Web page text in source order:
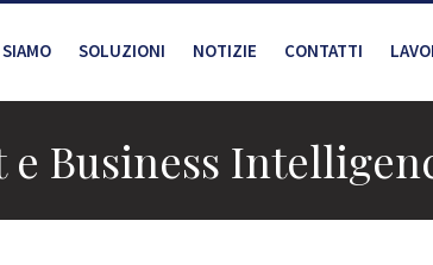
SOLUZIONI NOTIZIE CONTATTI
e Business